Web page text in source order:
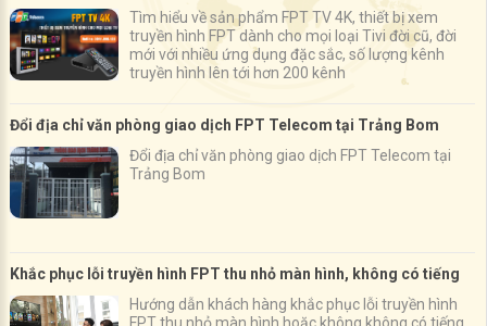
Tìm hiểu về sản phẩm FPT TV 4K, thiết bị xem
truyền hình FPT dành cho mọi loại Tivi đời cũ, đời
mới với nhiều ứng dụng đặc sắc, số lượng kênh
truyền hình lên tới hơn 200 kênh
Đổi địa chỉ văn phòng giao dịch FPT Telecom tại Trảng Bom
Đổi địa chỉ văn phòng giao dịch FPT Telecom tại
Trảng Bom
Khắc phục lỗi truyền hình FPT thu nhỏ màn hình, không có tiếng
Hướng dẫn khách hàng khắc phục lỗi truyền hình